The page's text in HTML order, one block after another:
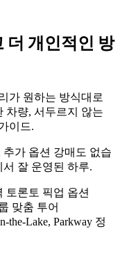
더 개인적인 방
가 원하는 방식대로
차량, 서두르지 않는
이드.
가 옵션 강매도 없습
잘 운영된 하루.
토론토 픽업 옵션
맞춤 투어
the-Lake, Parkway 정